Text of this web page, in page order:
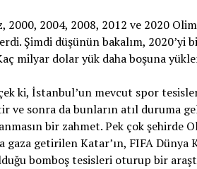
2000, 2004, 2008, 2012 ve 2020
Şimdi düşünün bakalım, 2020’yi
milyar dolar yük daha boşuna
ki, İstanbul’un mevcut spor
ve sonra da bunların atıl duruma
bir zahmet. Pek çok şehirde
gaza getirilen Katar’ın, FIFA Dünya
bomboş tesisleri oturup bir